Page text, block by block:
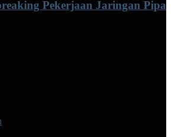
Pekerjaan Jaringan Pipa